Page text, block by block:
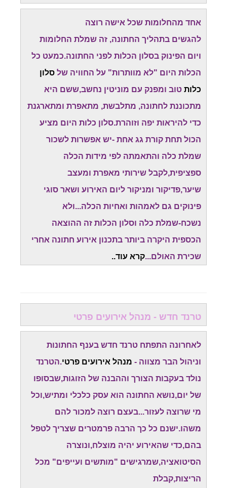
אחד מהחלומות שכל אישה רוצה
להגשים בתהליך החתונה, זה שמלת החלומות
ויום הפינוק בסלון הכלות לפני החתונה.כמעט כל
הכלות היום "לא מוותרות" על החוויה של סלון
כלות טוב ומפנק עם מוניטין נחשב,ששם היא
מתכוננת לחתונה, מתלבשת, מתאפרת ומתארגנת
כדי להיראות יפה וזוהרת.סלון כלות היום מציע
הכול תחת קורת גג אחת -יש אפשרות לשכור
שמלת כלה והתאמתה לפי מידות הכלה
ספציפית,לקבל שירותי מאפרת ומעצב
שיער,פדיקור ומניקור ליום האירוע ושאר סוגי
פינוקים גם לאמהות ואחיות הכלה...ולא
נשכח-שמלת כלה וסלון הכלות זה ההוצאה
הכספית היקרה ביותר בתכנון אירוע חתונה אחרי
שכירת האולם...קרא עוד..
טרנד חדש - מנהל אירועים פרטי
לאחרונה התפתח טרנד חדש בענף החתונות
וניהול הבר מצווה - מנהל אירועים פרטי.הטרנד
נולד בעקבות הצורך וההבנה של הזוגות,שבסופו
של יום,נושא החתונה הוא עסק כלכלי ומתיש,וכל
מי שרוצה לעזור...בעצם רוצה למכור להם
משהו.ישנם כל כך הרבה פרמטרים שצריך לטפל
בהם,כדי שהאירוע יהיה מוצלח,ונוצרה
הסיטואציה,שמרגישים "מותשים ועייפים" מכל
הריצות,קבלת